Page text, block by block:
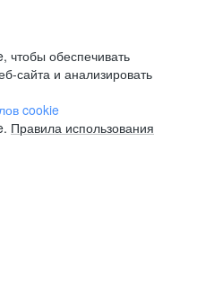
обеспечивать
сайта и анализировать
cookie
Правила использования